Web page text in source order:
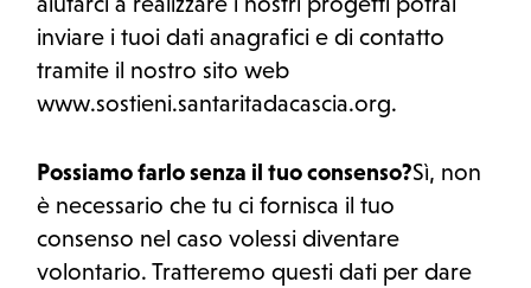
inviare i tuoi dati anagrafici e di contatto
tramite il nostro sito web
www.sostieni.santaritadacascia.org.
Possiamo farlo senza il tuo consenso?Sì, non
è necessario che tu ci fornisca il tuo
consenso nel caso volessi diventare
volontario. Tratteremo questi dati per dare